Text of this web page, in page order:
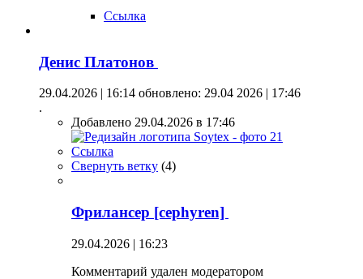
Ссылка
Денис Платонов
29.04.2026 | 16:14 обновлено: 29.04 2026 | 17:46
.
Добавлено 29.04.2026 в 17:46
Ссылка
Свернуть ветку (4)
Фрилансер [cephyren]
29.04.2026 | 16:23
Комментарий удален модератором